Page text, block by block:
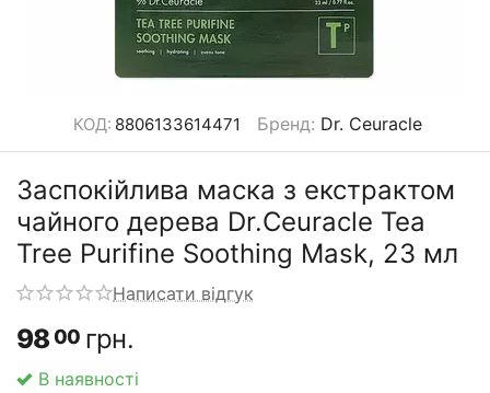
КОД: 8806133614471 Бренд: Dr. Ceuracle
Заспокійлива маска з екстрактом
чайного дерева Dr.Ceuracle Tea
Tree Purifine Soothing Mask, 23 мл
Написати відгук
9800 грн.
В наявності